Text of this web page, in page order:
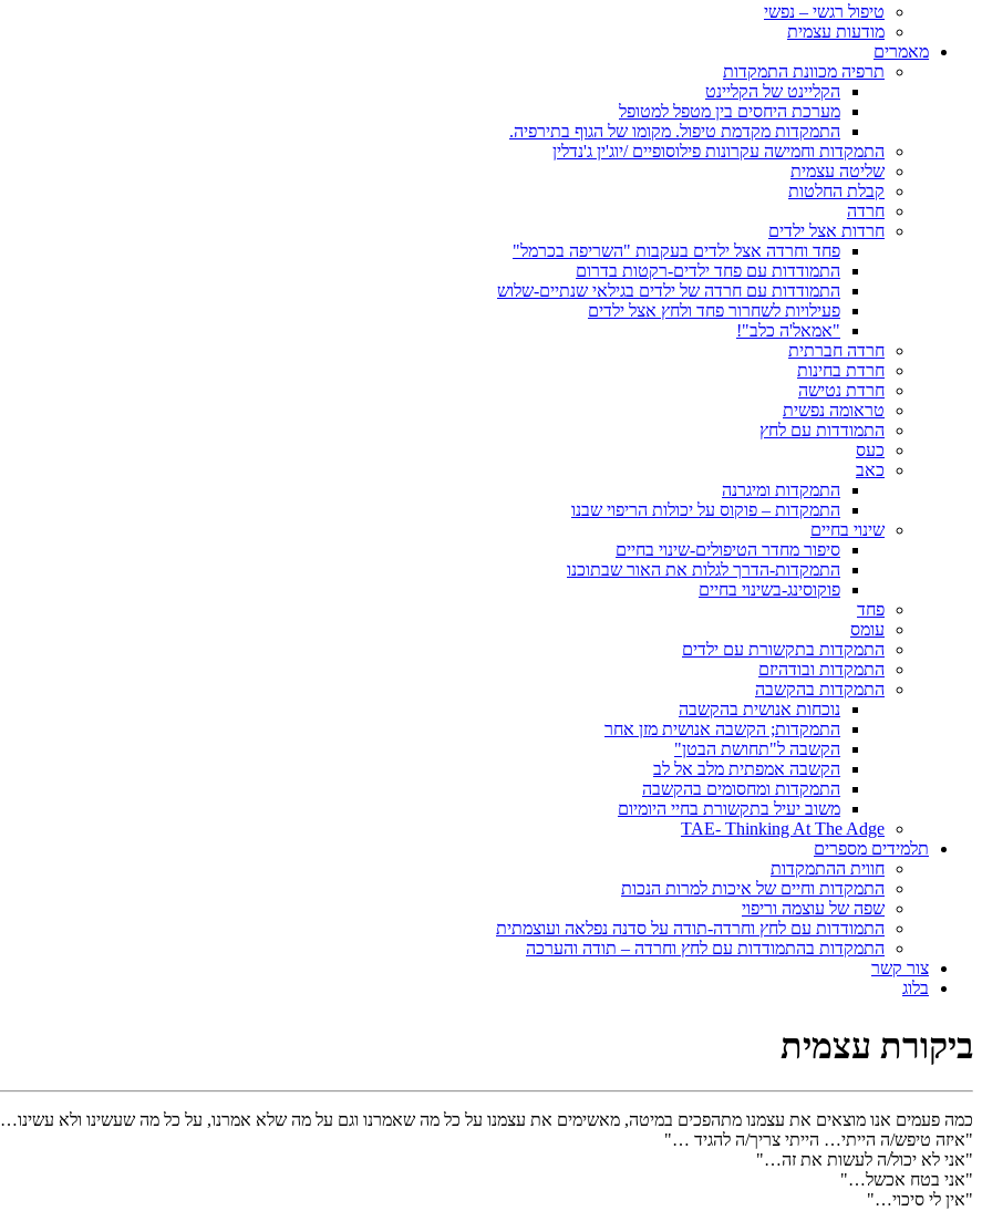
טיפול רגשי – נפשי
מודעות עצמית
מאמרים
תרפיה מכוונת התמקדות
הקליינט של הקליינט
מערכת היחסים בין מטפל למטופל
התמקדות מקדמת טיפול. מקומו של הגוף בתירפיה.
התמקדות וחמישה עקרונות פילוסופיים /יוג'ין ג'נדלין
שליטה עצמית
קבלת החלטות
חרדה
חרדות אצל ילדים
פחד וחרדה אצל ילדים בעקבות "השריפה בכרמל"
התמודדות עם פחד ילדים-רקטות בדרום
התמודדות עם חרדה של ילדים בגילאי שנתיים-שלוש
פעילויות לשחרור פחד ולחץ אצל ילדים
"אמאל'ה כלב"!
חרדה חברתית
חרדת בחינות
חרדת נטישה
טראומה נפשית
התמודדות עם לחץ
כעס
כאב
התמקדות ומיגרנה
התמקדות – פוקוס על יכולות הריפוי שבנו
שינוי בחיים
סיפור מחדר הטיפולים-שינוי בחיים
התמקדות-הדרך לגלות את האור שבתוכנו
פוקוסינג-בשינוי בחיים
פחד
עומס
התמקדות בתקשורת עם ילדים
התמקדות ובודהיזם
התמקדות בהקשבה
נוכחות אנושית בהקשבה
התמקדות; הקשבה אנושית מזן אחר
הקשבה ל"תחושת הבטן"
הקשבה אמפתית מלב אל לב
התמקדות ומחסומים בהקשבה
משוב יעיל בתקשורת בחיי היומיום
TAE- Thinking At The Adge
תלמידים מספרים
חווית ההתמקדות
התמקדות וחיים של איכות למרות הנכות
שפה של עוצמה וריפוי
התמודדות עם לחץ וחרדה-תודה על סדנה נפלאה ועוצמתית
התמקדות בהתמודדות עם לחץ וחרדה – תודה והערכה
צור קשר
בלוג
ביקורת עצמית
כמה פעמים אנו מוצאים את עצמנו מתהפכים במיטה, מאשימים את עצמנו על כל מה שאמרנו וגם על מה שלא אמרנו, על כל מה שעשינו ולא עשינו…
"איזה טיפש/ה הייתי… הייתי צריך/ה להגיד …"
"אני לא יכול/ה לעשות את זה…"
"אני בטח אכשל…"
"אין לי סיכוי…"